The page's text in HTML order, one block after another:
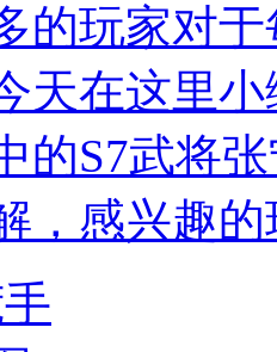
的玩家对
天在这里
的S7武将
，感兴趣